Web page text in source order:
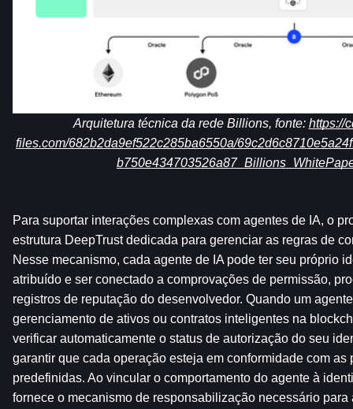
Arquitetura técnica da rede Billions, fonte: https://
files.com/682b2da9ef522c285ba6550a/
Para suportar interações complexas com agentes de IA, o
estrutura DeepTrust dedicada para gerenciar as regras de
Nesse mecanismo, cada agente de IA pode ter seu próprio
atribuído e ser conectado a comprovações de permissão,
registros de reputação do desenvolvedor. Quando um
gerenciamento de ativos ou contratos inteligentes na
verificar automaticamente o status de autorização do seu
garantir que cada operação esteja em conformidade com as
predefinidas. Ao vincular o comportamento do agente à
fornece o mecanismo de responsabilização necessário para